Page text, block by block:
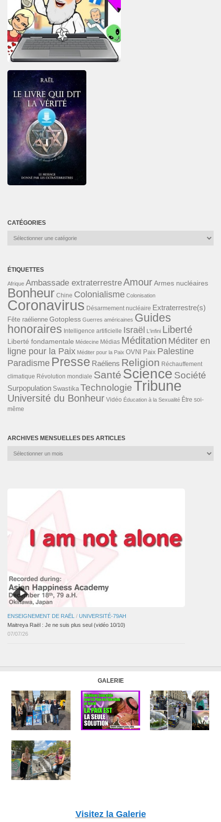
CATÉGORIES
Catégories
ÉTIQUETTES
Afrique Ambassade extraterrestreAmourArmes nucléaires
Bonheur Chine Colonialisme Colonisation
Coronavirus Désarmement nucléaire Extraterrestre(s)
Fête raélienne Gotopless Guerres américaines Guides
honoraires Intelligence artificielle Israël L'infini Liberté
Liberté fondamentale Médecine Médias Méditation Méditer en
ligne pour la Paix Méditer pour la Paix OVNI Paix Palestine
Paradisme Presse Raéliens Religion Réchauffement
climatique Révolution mondiale Santé Science Société
Surpopulation Swastika TechnologieTribune
Université du Bonheur Vidéo Éducation à la Sexualité Être soi-
même
ARCHIVES MENSUELLES DES ARTICLES
Archives
ENSEIGNEMENT DE RAËL / UNIVERSITÉ-79AH
Maitreya Raël : Je ne suis plus seul (vidéo 10/10)
07/07/26
GALERIE
Visitez la Galerie